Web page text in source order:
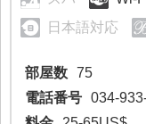
日本語対応
部屋数 75
電話番号 034-